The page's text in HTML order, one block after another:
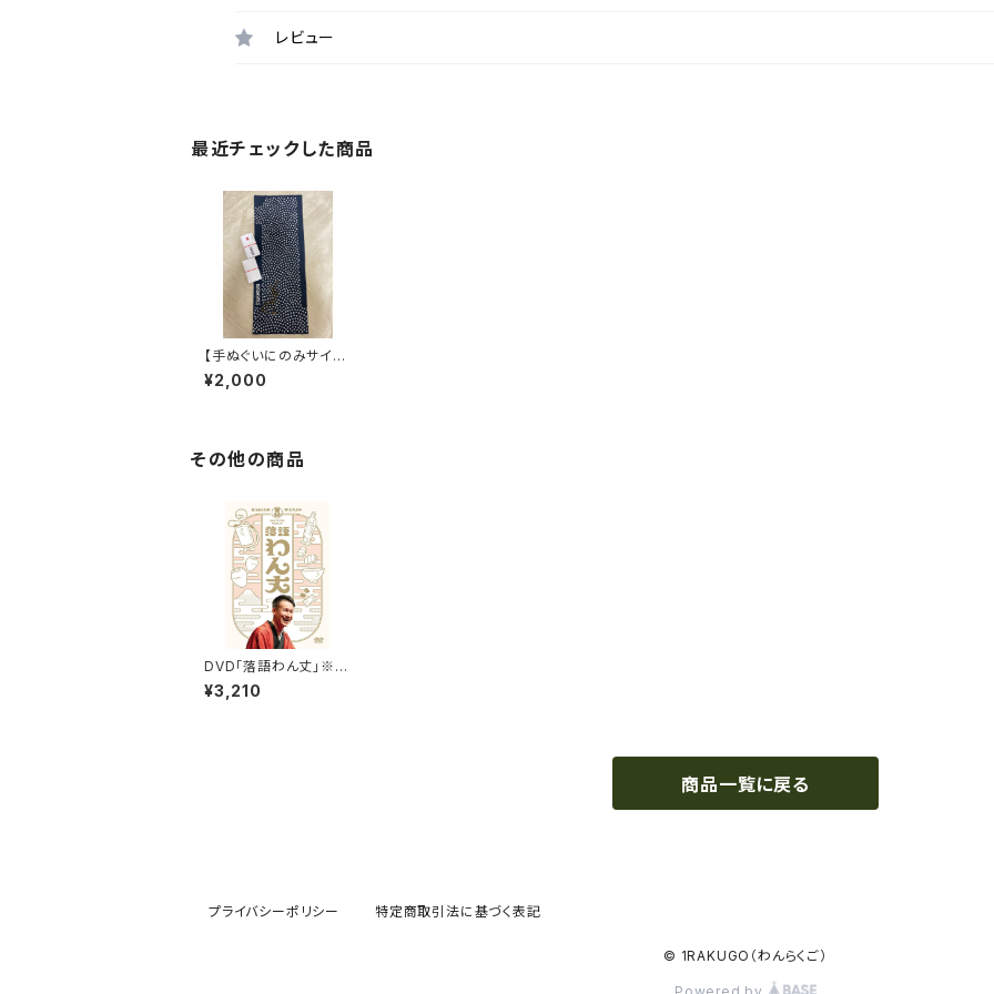
レビュー
最近チェックした商品
【手ぬぐいにのみサイ
ン・送料込】三遊亭わん
丈の手ぬぐい 令和5年
¥2,000
その他の商品
DVD「落語わん丈」※送
料210円込
¥3,210
商品一覧に戻る
プライバシーポリシー 特定商取引法に基づく表記
© 1RAKUGO（わんらくご）